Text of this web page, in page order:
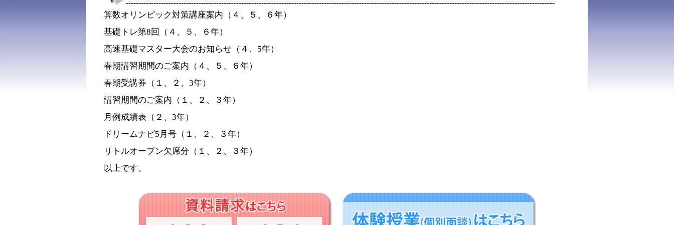
算数オリンピック対策講座案内（４、５、６年）
基礎トレ第8回（４、５、６年）
高速基礎マスター大会のお知らせ（４、5年）
春期講習期間のご案内（４、５、６年）
春期受講券（１、２、3年）
講習期間のご案内（１、２、３年）
月例成績表（２、3年）
ドリームナビ5月号（１、２、３年）
リトルオープン欠席分（１、２、３年）
以上です。